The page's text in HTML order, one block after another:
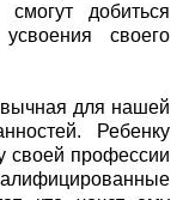
добиться
своего
для нашей
Ребенку
своей профессии